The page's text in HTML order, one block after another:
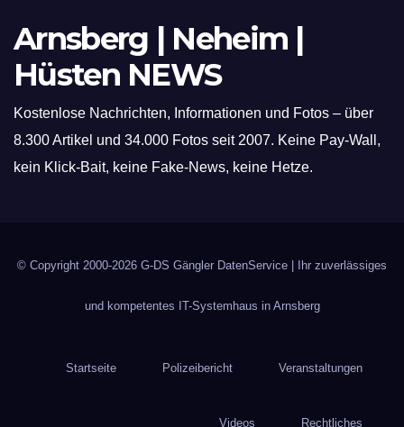
Arnsberg | Neheim |
Hüsten NEWS
Kostenlose Nachrichten, Informationen und Fotos – über
8.300 Artikel und 34.000 Fotos seit 2007. Keine Pay-Wall,
kein Klick-Bait, keine Fake-News, keine Hetze.
© Copyright 2000-2026 G-DS Gängler DatenService | Ihr zuverlässiges
und kompetentes IT-Systemhaus in Arnsberg
Startseite Polizeibericht Veranstaltungen
Videos Rechtliches